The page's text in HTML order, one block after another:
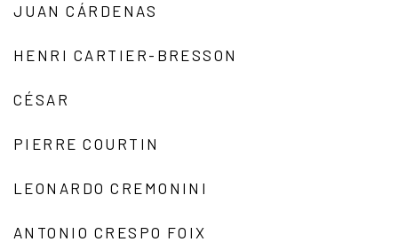
JUAN CÁRDENAS
HENRI CARTIER-BRESSON
CÉSAR
PIERRE COURTIN
LEONARDO CREMONINI
ANTONIO CRESPO FOIX